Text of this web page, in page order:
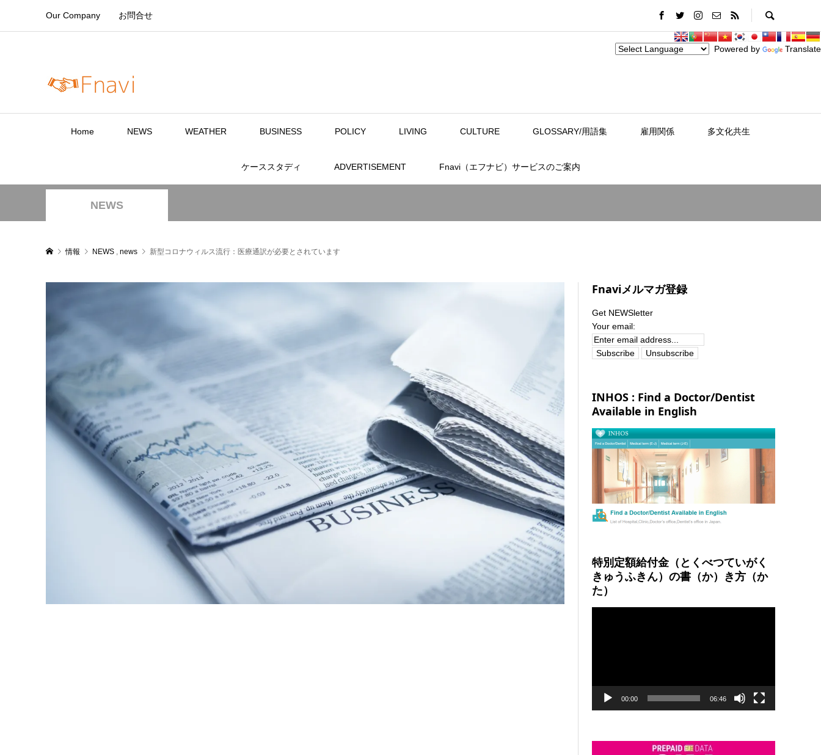
Our Company お問合せ
Powered by Translate
Home NEWS WEATHER BUSINESS POLICY LIVING CULTURE GLOSSARY/用語集 雇用関係 多文化共生
ケーススタディ ADVERTISEMENT Fnavi（エフナビ）サービスのご案内
NEWS
情報 NEWS , news 新型コロナウィルス流行：医療通訳が必要とされています
Fnaviメルマガ登録
Get NEWSletter
Your email:
INHOS : Find a Doctor/Dentist
Available in English
特別定額給付金（とくべつていがく
きゅうふきん）の書（か）き方（か
た）
00:00 06:46